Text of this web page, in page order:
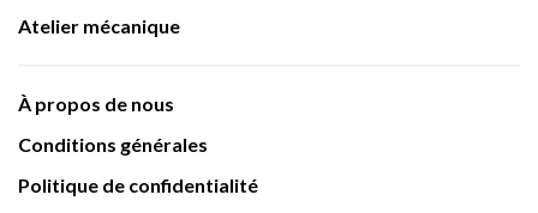
Atelier mécanique
À propos de nous
Conditions générales
Politique de confidentialité